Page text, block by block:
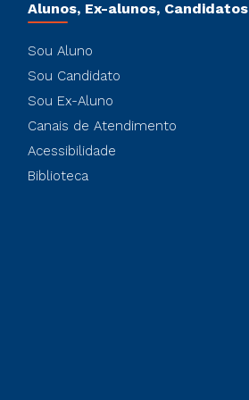
Alunos, Ex-alunos, Candidatos
Sou Aluno
Sou Candidato
Sou Ex-Aluno
Canais de Atendimento
Acessibilidade
Biblioteca